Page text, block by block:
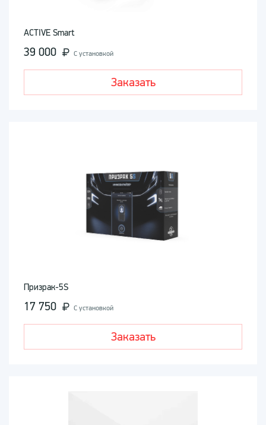
ACTIVE Smart
39 000 С установкой
Заказать
Призрак-5S
17 750 С установкой
Заказать